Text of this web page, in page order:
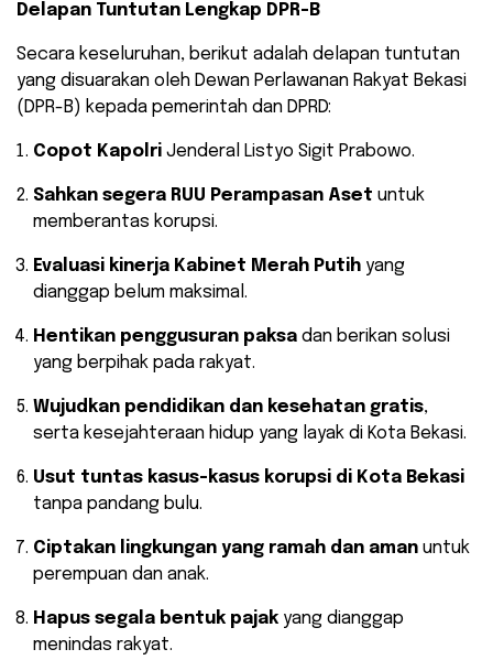
Delapan Tuntutan Lengkap DPR-B
​Secara keseluruhan, berikut adalah delapan tuntutan
yang disuarakan oleh Dewan Perlawanan Rakyat Bekasi
(DPR-B) kepada pemerintah dan DPRD:
Copot Kapolri Jenderal Listyo Sigit Prabowo.
Sahkan segera RUU Perampasan Aset untuk
memberantas korupsi.
Evaluasi kinerja Kabinet Merah Putih yang
dianggap belum maksimal.
Hentikan penggusuran paksa dan berikan solusi
yang berpihak pada rakyat.
Wujudkan pendidikan dan kesehatan gratis,
serta kesejahteraan hidup yang layak di Kota Bekasi.
Usut tuntas kasus-kasus korupsi di Kota Bekasi
tanpa pandang bulu.
Ciptakan lingkungan yang ramah dan aman untuk
perempuan dan anak.
Hapus segala bentuk pajak yang dianggap
menindas rakyat.